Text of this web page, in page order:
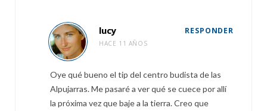
lucy
HACE 11 AÑOS
RESPONDER
Oye qué bueno el tip del centro budista de las
Alpujarras. Me pasaré a ver qué se cuece por allí
la próxima vez que baje a la tierra. Creo que